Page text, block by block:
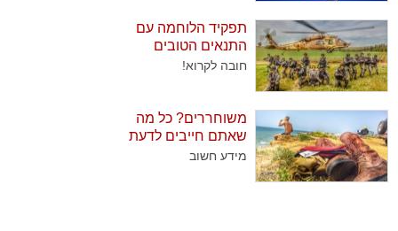
תפקיד הלוחמה עם
התנאים הטובים
ביותר
חובה לקרוא!
משוחררים? כל מה
שאתם חייבים לדעת
מידע חשוב